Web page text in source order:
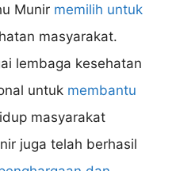
Munir memilih untuk
masyarakat.
lembaga kesehatan
untuk membantu
masyarakat
juga telah berhasil